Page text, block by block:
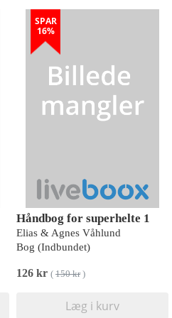
SPAR
16%
Håndbog for superhelte 1
Elias & Agnes Våhlund
Bog (Indbundet)
126 kr ( 150 kr)
Læg i kurv